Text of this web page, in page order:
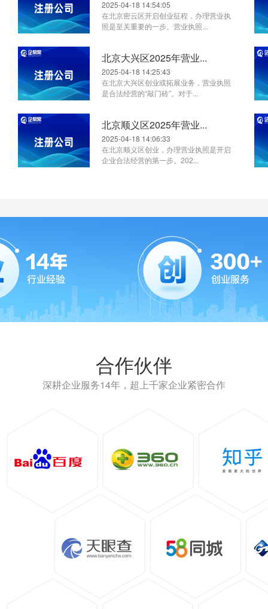
2025-04-18 14:54:05
在北京密云区开启创业征程，办理营业执
照是至关重要的一步。营业执照...
北京大兴区2025年营业...
2025-04-18 14:25:43
在北京大兴区创业或拓展业务，营业执照
是合法经营的“敲门砖”。对于...
北京顺义区2025年营业...
2025-04-18 14:06:33
在北京顺义区创业，办理营业执照是开启
企业合法经营的第一步。202...
合作伙伴
深耕企业服务14年，超上千家企业紧密合作